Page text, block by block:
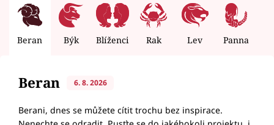
Beran Býk Blíženci Rak Lev Panna
Beran 6. 8. 2026
Berani, dnes se můžete cítit trochu bez inspirace.